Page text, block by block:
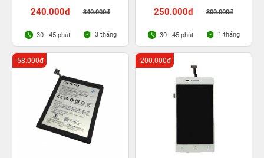
240.000đ 340.000đ
30 - 45 phút 3 tháng
250.000đ 300.000đ
30 - 45 phút 1 tháng
-58.000đ -200.000đ